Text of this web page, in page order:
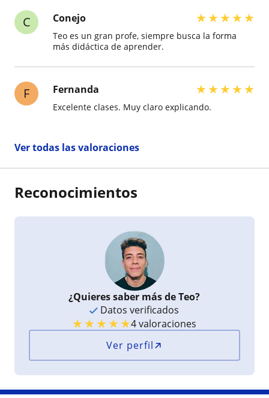
C Conejo ★★★★★
Teo es un gran profe, siempre busca la forma
más didáctica de aprender.
F Fernanda ★★★★★
Excelente clases. Muy claro explicando.
Ver todas las valoraciones
Reconocimientos
¿Quieres saber más de Teo?
Datos verificados
★★★★★4 valoraciones
Ver perfil